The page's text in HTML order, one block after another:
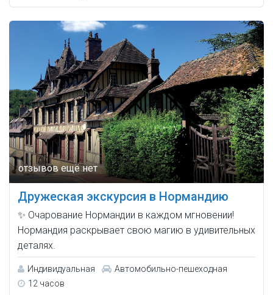
Дружеская экскурсия в Нормандию
✨ Очарование Нормандии в каждом мгновении!
Нормандия раскрывает свою магию в удивительных
деталях.
Индивидуальная
Автомобильно-пешеходная
12 часов